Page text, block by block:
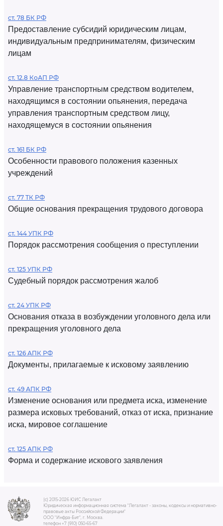
ст. 78 БК РФ
Предоставление субсидий юридическим лицам,
индивидуальным предпринимателям, физическим
лицам
ст. 12.8 КоАП РФ
Управление транспортным средством водителем,
находящимся в состоянии опьянения, передача
управления транспортным средством лицу,
находящемуся в состоянии опьянения
ст. 161 БК РФ
Особенности правового положения казенных
учреждений
ст. 77 ТК РФ
Общие основания прекращения трудового договора
ст. 144 УПК РФ
Порядок рассмотрения сообщения о преступлении
ст. 125 УПК РФ
Судебный порядок рассмотрения жалоб
ст. 24 УПК РФ
Основания отказа в возбуждении уголовного дела или
прекращения уголовного дела
ст. 126 АПК РФ
Документы, прилагаемые к исковому заявлению
ст. 49 АПК РФ
Изменение основания или предмета иска, изменение
размера исковых требований, отказ от иска, признание
иска, мировое соглашение
ст. 125 АПК РФ
Форма и содержание искового заявления
(c) 2015-2026 ЮИС Легалакт
Юридическая информационная система "Легалакт - законы, кодексы и нормативно-
правовые акты Российской Федерации"
ООО "Инфра-Бит", г. Москва.
телефон +7 (910) 050-65-67